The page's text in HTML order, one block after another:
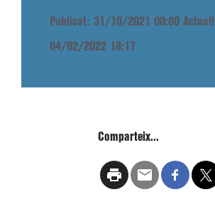
Publicat: 31/10/2021 00:00
04/02/2022 18:17
Comparteix...